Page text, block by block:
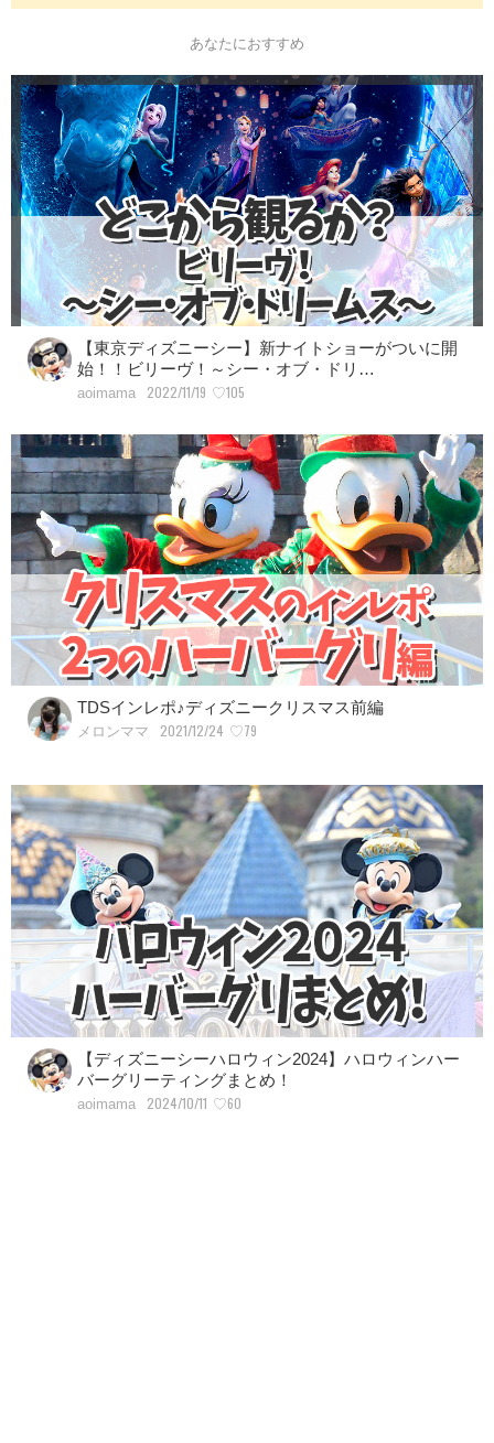
あなたにおすすめ
【東京ディズニーシー】新ナイトショーがついに開
始！！ビリーヴ！～シー・オブ・ドリ…
aoimama 2022/11/19 ♡105
TDSインレポ♪ディズニークリスマス前編
メロンママ 2021/12/24 ♡79
【ディズニーシーハロウィン2024】ハロウィンハー
バーグリーティングまとめ！
aoimama 2024/10/11 ♡60